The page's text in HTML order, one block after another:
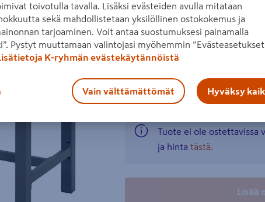
Seuraava
Monikäyttöinen apupöytä
pintaisella pöytätasolla.
viereen. Mitat 127 x 52 cm,
Lue koko tuotekuvaus
Katso liitetiedostot
Tuote ei ole ostettavissa
ja hinta tästä.
Lisää
toivotulla tavalla. Lisäksi evästeiden avulla mitataan
sekä mahdollistetaan yksilöllinen ostokokemus ja
tarjoaminen. Voit antaa suostumuksesi painamalla
Pystyt muuttamaan valintojasi myöhemmin
K-ryhmän evästekäytännöistä
Vain välttämättömät Hyväksy